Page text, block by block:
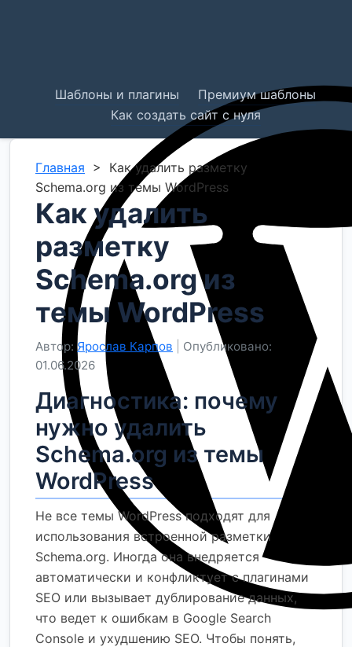
Шаблоны и плагины
Премиум шаблоны
Как создать сайт с нуля
Главная > Как удалить разметку
Schema.org из темы WordPress
Как удалить
разметку
Schema.org из
темы WordPress
Автор: Ярослав Карпов
Опубликовано:
01.06.2026
Диагностика: почему
нужно удалить
Schema.org из темы
WordPress
Не все темы WordPress подходят для
использования встроенной разметки
Schema.org. Иногда она внедряется
автоматически и конфликтует с плагинами
SEO или вызывает дублирование данных,
что ведет к ошибкам в Google Search
Console и ухудшению SEO. Чтобы понять,